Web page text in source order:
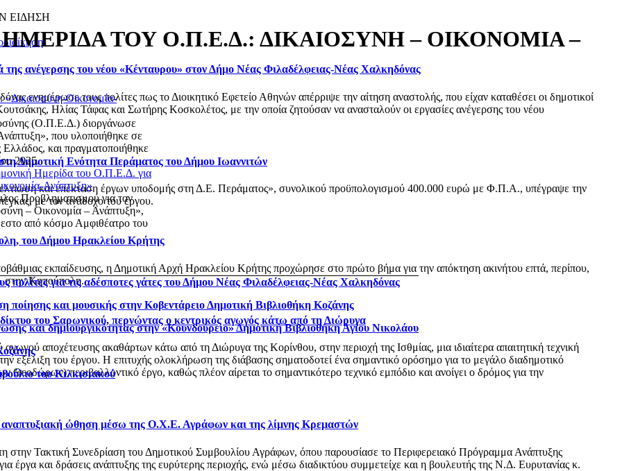
ΕΙΔΗΣΗ
ανέγερσης του νέου «Κένταυρου» στον Δήμο Νέας Φιλαδέλφειας-Νέας Χαλκηδόνας
ενημέρωσε τους πολίτες πως το Διοικητικό Εφετείο Αθηνών απέρριψε την αίτηση αναστολής, που είχαν καταθέσει οι δημοτικοί
Ηλίας Τάφας και Σωτήρης Κοσκολέτος, με την οποία ζητούσαν να ανασταλούν οι εργασίες ανέγερσης του νέου
Δημοτική Ενότητα Περάματος του Δήμου Ιωαννιτών
και επέκταση έργων υποδομής στη Δ.Ε. Περάματος», συνολικού προϋπολογισμού 400.000 ευρώ με Φ.Π.Α., υπέγραψε την
με τον ανάδοχο του έργου.
του Δήμου Ηρακλείου Κρήτης
εκπαίδευσης, η Δημοτική Αρχή Ηρακλείου Κρήτης προχώρησε στο πρώτο βήμα για την απόκτηση ακινήτου επτά, περίπου,
Κηπούπολη.
του Σαρωνικού, περνώντας ο κεντρικός αγωγός κάτω από τη Διώρυγα
αποχέτευσης ακαθάρτων κάτω από τη Διώρυγα της Κορίνθου, στην περιοχή της Ισθμίας, μια ιδιαίτερα απαιτητική τεχνική
εξέλιξη του έργου. Η επιτυχής ολοκλήρωση της διάβασης σηματοδοτεί ένα σημαντικό ορόσημο για το μεγάλο διαδημοτικό
περιβαλλοντικό έργο, καθώς πλέον αίρεται το σημαντικότερο τεχνικό εμπόδιο και ανοίγει ο δρόμος για την
αναπτυξιακή ώθηση μέσω της Ο.Χ.Ε. Αγράφων και της λίμνης Κρεμαστών
στην Τακτική Συνεδρίαση του Δημοτικού Συμβουλίου Αγράφων, όπου παρουσίασε το Περιφερειακό Πρόγραμμα Ανάπτυξης
έργα και δράσεις ανάπτυξης της ευρύτερης περιοχής, ενώ μέσω διαδικτύου συμμετείχε και η βουλευτής της Ν.Δ. Ευρυτανίας κ.
ΤΟΥ Ο.Π.Ε.Δ.: ΔΙΚΑΙΟΣΥΝΗ – ΟΙΚΟΝΟΜΙΑ –
Οικονομία-
(Ο.Π.Ε.Δ.) διοργάνωσε
που υλοποιήθηκε σε
και πραγματοποιήθηκε
2025.
Ημερίδα του Ο.Π.Ε.Δ. για
Ανάπτυξη»
Προβληματισμού για τον
– Οικονομία – Ανάπτυξη»,
από κόσμο Αμφιθέατρο του
για τις αδέσποτες γάτες του Δήμου Νέας Φιλαδέλφειας-Νέας Χαλκηδόνας
και μουσικής στην Κοβεντάρειο Δημοτική Βιβλιοθήκη Κοζάνης
και δημιουργικότητας στην «Κουνδούρειο» Δημοτική Βιβλιοθήκη Αγίου Νικολάου
του Κιλκισιακού